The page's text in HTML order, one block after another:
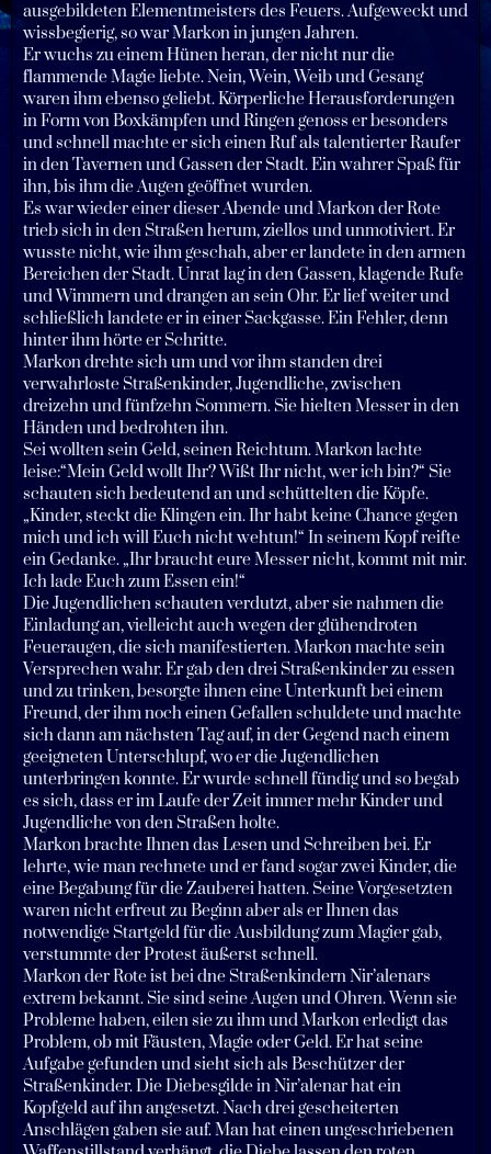
ausgebildeten Elementmeisters des Feuers. Aufgeweckt und
wissbegierig, so war Markon in jungen Jahren.
Er wuchs zu einem Hünen heran, der nicht nur die
flammende Magie liebte. Nein, Wein, Weib und Gesang
waren ihm ebenso geliebt. Körperliche Herausforderungen
in Form von Boxkämpfen und Ringen genoss er besonders
und schnell machte er sich einen Ruf als talentierter Raufer
in den Tavernen und Gassen der Stadt. Ein wahrer Spaß für
ihn, bis ihm die Augen geöffnet wurden.
Es war wieder einer dieser Abende und Markon der Rote
trieb sich in den Straßen herum, ziellos und unmotiviert. Er
wusste nicht, wie ihm geschah, aber er landete in den armen
Bereichen der Stadt. Unrat lag in den Gassen, klagende Rufe
und Wimmern und drangen an sein Ohr. Er lief weiter und
schließlich landete er in einer Sackgasse. Ein Fehler, denn
hinter ihm hörte er Schritte.
Markon drehte sich um und vor ihm standen drei
verwahrloste Straßenkinder, Jugendliche, zwischen
dreizehn und fünfzehn Sommern. Sie hielten Messer in den
Händen und bedrohten ihn.
Sei wollten sein Geld, seinen Reichtum. Markon lachte
leise:“Mein Geld wollt Ihr? Wißt Ihr nicht, wer ich bin?“ Sie
schauten sich bedeutend an und schüttelten die Köpfe.
„Kinder, steckt die Klingen ein. Ihr habt keine Chance gegen
mich und ich will Euch nicht wehtun!“ In seinem Kopf reifte
ein Gedanke. „Ihr braucht eure Messer nicht, kommt mit mir.
Ich lade Euch zum Essen ein!“
Die Jugendlichen schauten verdutzt, aber sie nahmen die
Einladung an, vielleicht auch wegen der glühendroten
Feueraugen, die sich manifestierten. Markon machte sein
Versprechen wahr. Er gab den drei Straßenkinder zu essen
und zu trinken, besorgte ihnen eine Unterkunft bei einem
Freund, der ihm noch einen Gefallen schuldete und machte
sich dann am nächsten Tag auf, in der Gegend nach einem
geeigneten Unterschlupf, wo er die Jugendlichen
unterbringen konnte. Er wurde schnell fündig und so begab
es sich, dass er im Laufe der Zeit immer mehr Kinder und
Jugendliche von den Straßen holte.
Markon brachte Ihnen das Lesen und Schreiben bei. Er
lehrte, wie man rechnete und er fand sogar zwei Kinder, die
eine Begabung für die Zauberei hatten. Seine Vorgesetzten
waren nicht erfreut zu Beginn aber als er Ihnen das
notwendige Startgeld für die Ausbildung zum Magier gab,
verstummte der Protest äußerst schnell.
Markon der Rote ist bei dne Straßenkindern Nir’alenars
extrem bekannt. Sie sind seine Augen und Ohren. Wenn sie
Probleme haben, eilen sie zu ihm und Markon erledigt das
Problem, ob mit Fäusten, Magie oder Geld. Er hat seine
Aufgabe gefunden und sieht sich als Beschützer der
Straßenkinder. Die Diebesgilde in Nir’alenar hat ein
Kopfgeld auf ihn angesetzt. Nach drei gescheiterten
Anschlägen gaben sie auf. Man hat einen ungeschriebenen